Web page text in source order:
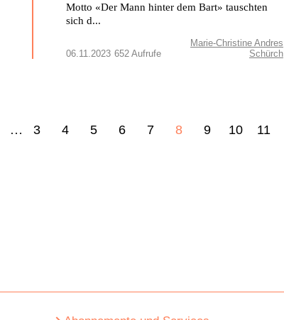
Motto «Der Mann hinter dem Bart» tauschten
sich d...
06.11.2023 652 Aufrufe
Marie-Christine Andres
Schürch
… 3 4 5 6 7 8 9 10 11